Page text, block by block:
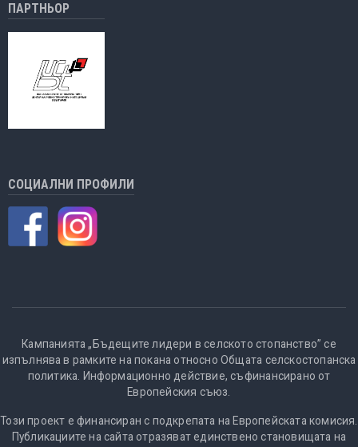
ПАРТНЬОР
СОЦИАЛНИ ПРОФИЛИ
Кампанията „Бъдещите лидери в селското стопанство” се
изпълнява в рамките на покана относно Общата селскостопанска
политика. Информационно действие, съфинансирано от
Европейския съюз.
Този проект е финансиран с подкрепата на Европейската комисия.
Публикациите на сайта отразяват единствено становищата на